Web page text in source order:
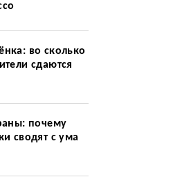
во сколько
сдаются
почему
сводят с ума